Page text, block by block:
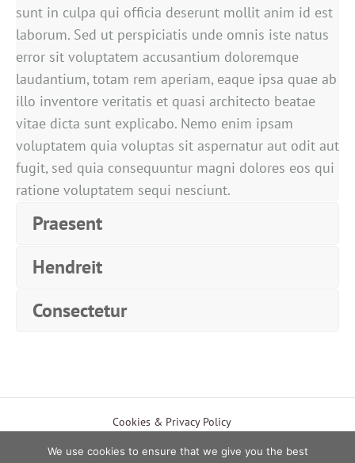
sunt in culpa qui officia deserunt mollit anim id est
laborum. Sed ut perspiciatis unde omnis iste natus
error sit voluptatem accusantium doloremque
laudantium, totam rem aperiam, eaque ipsa quae ab
illo inventore veritatis et quasi architecto beatae
vitae dicta sunt explicabo. Nemo enim ipsam
voluptatem quia voluptas sit aspernatur aut odit aut
fugit, sed quia consequuntur magni dolores eos qui
ratione voluptatem sequi nesciunt.
Praesent
Hendreit
Consectetur
Cookies & Privacy Policy
USD
We use cookies to ensure that we give you the best